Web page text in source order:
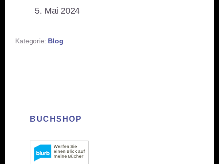
Datum
5. Mai 2024
Kategorie: Blog
BUCHSHOP